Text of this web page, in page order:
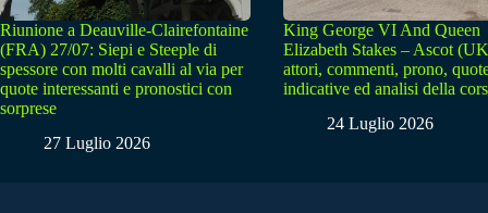
Riunione a Deauville-Clairefontaine
(FRA) 27/07: Siepi e Steeple di
spessore con molti cavalli al via per
quote interessanti e pronostici con
sorprese
27 Luglio 2026
King George VI And Queen
Elizabeth Stakes – Ascot
attori, commenti, prono,
indicative ed analisi della
24 Luglio 2026